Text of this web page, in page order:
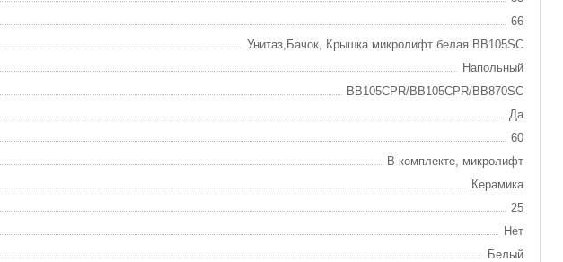
66
Унитаз,Бачок, Крышка микролифт белая BB105SC
Напольный
BB105CPR/BB105CPR/BB870SC
Да
60
В комплекте, микролифт
Керамика
25
Нет
Белый